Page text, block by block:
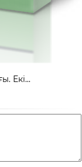
Екі...